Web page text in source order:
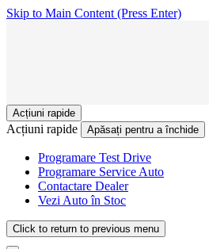
Skip to Main Content (Press Enter)
Acțiuni rapide
Acțiuni rapide Apăsați pentru a închide
Programare Test Drive
Programare Service Auto
Contactare Dealer
Vezi Auto în Stoc
Click to return to previous menu